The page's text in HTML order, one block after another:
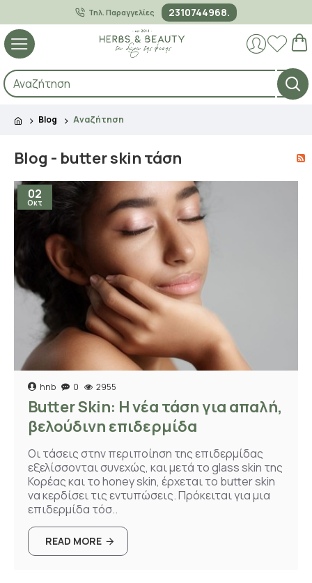
Τηλ. Παραγγελίες 2310744968.
Blog Αναζήτηση
Blog - butter skin τάση
02
Οκτ
hnb 0 2955
Butter Skin: Η νέα τάση για απαλή,
βελούδινη επιδερμίδα
Οι τάσεις στην περιποίηση της επιδερμίδας
εξελίσσονται συνεχώς, και μετά το glass skin της
Κορέας και το honey skin, έρχεται το butter skin
να κερδίσει τις εντυπώσεις. Πρόκειται για μια
επιδερμίδα τόσ..
READ MORE